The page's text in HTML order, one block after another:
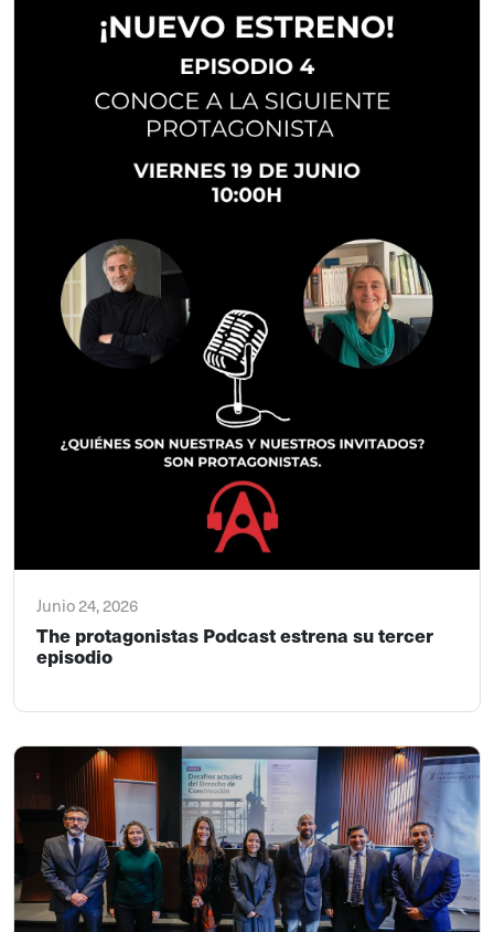
Junio 24, 2026
The protagonistas Podcast estrena su tercer
episodio